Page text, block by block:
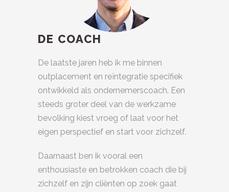
DE COACH
De laatste jaren heb ik me binnen
outplacement en reïntegratie specifiek
ontwikkeld als ondernemerscoach. Een
steeds groter deel van de werkzame
bevolking kiest vroeg of laat voor het
eigen perspectief en start voor zichzelf.
Daarnaast ben ik vooral een
enthousiaste en betrokken coach die bij
zichzelf en zijn cliënten op zoek gaat